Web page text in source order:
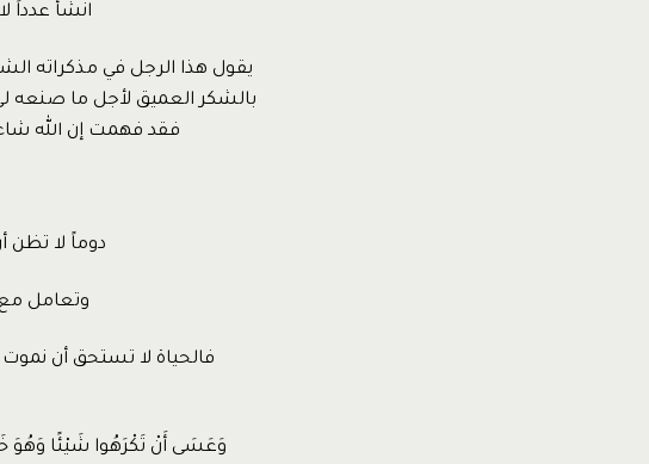
انشأ عدداً
يقول هذا الرجل في مذكراته
بالشكر العميق لأجل ما صنعه
فقد فهمت إن الله
دوماً لا تظن
وتعامل
فالحياة لا تستحق أن نموت
وَعَسَى أَنْ تَكْرَهُوا شَيْئًا وَهُوَ